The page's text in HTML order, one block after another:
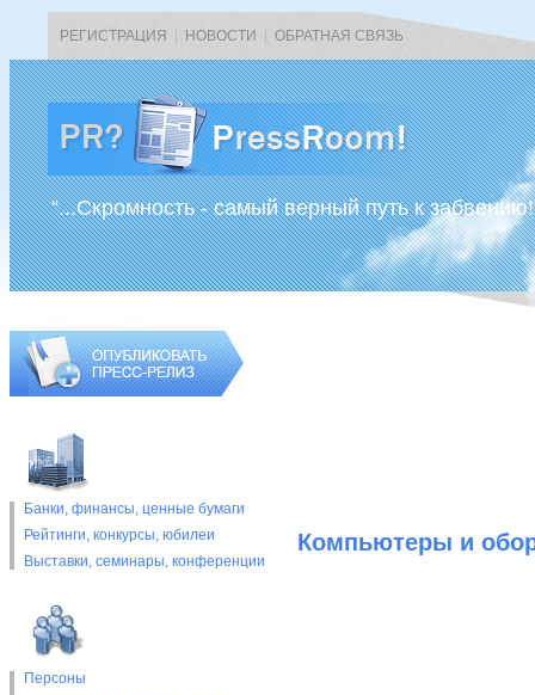
РЕГИСТРАЦИЯ НОВОСТИ ОБРАТНАЯ СВЯЗЬ
“...Скромность - самый верный путь к
Банки, финансы, ценные бумаги
Рейтинги, конкурсы, юбилеи
Выставки, cеминары, конференции
Персоны
Компьютеры и